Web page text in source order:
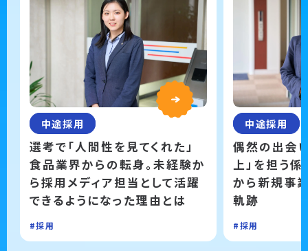
中途採用
選考で「人間性を見てくれた」
食品業界からの転身。未経験か
ら採用メディア担当として活躍
できるようになった理由とは
#採用
中途採用
偶然の出会
上」を担う
から新規事
軌跡
#採用